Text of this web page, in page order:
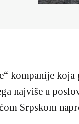
kompanije
najviše u
Srpskom